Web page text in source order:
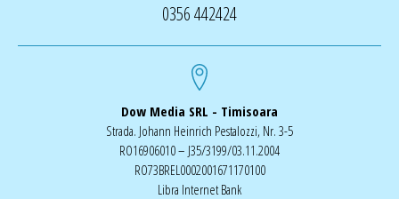
0356 442424
Dow Media SRL - Timisoara
Strada. Johann Heinrich Pestalozzi, Nr. 3-5
RO16906010 – J35/3199/03.11.2004
RO73BREL0002001671170100
Libra Internet Bank